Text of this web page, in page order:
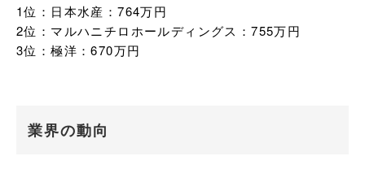
1位：日本水産：764万円
2位：マルハニチロホールディングス：755万円
3位：極洋：670万円
業界の動向